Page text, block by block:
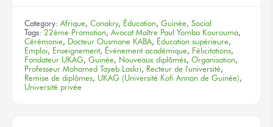
Category: Afrique, Conakry, Éducation, Guinée, Social
Tags: 22ème Promotion, Avocat Maître Paul Yomba Kourouma,
Cérémonie, Docteur Ousmane KABA, Éducation supérieure,
Emploi, Enseignement, Événement académique, Félicitations,
Fondateur UKAG, Guinée, Nouveaux diplômés, Organisation,
Professeur Mohamed Tayeb Laskri, Recteur de l'université,
Remise de diplômes, UKAG (Université Kofi Annan de Guinée),
Université privée